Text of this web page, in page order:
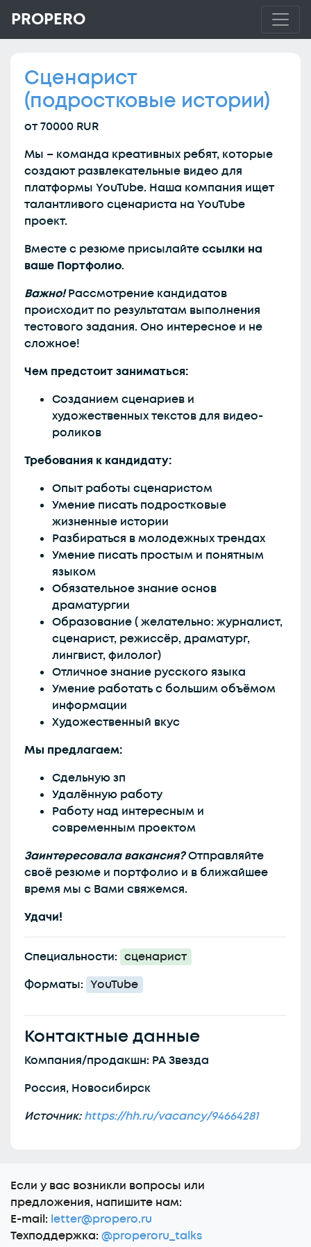
PROPERO
Сценарист
(подростковые истории)
от 70000 RUR
Мы – команда креативных ребят, которые
создают развлекательные видео для
платформы YouTube. Наша компания ищет
талантливого сценариста на YouTube
проект.
Вместе с резюме присылайтессылки на
ваше Портфолио.
Важно!Рассмотрение кандидатов
происходит по результатам выполнения
тестового задания. Оно интересное и не
сложное!
Чем предстоит заниматься:
Созданием сценариев и
художественных текстов для видео-
роликов
Требования к кандидату:
Опыт работы сценаристом
Умение писать подростковые
жизненные истории
Разбираться в молодежных трендах
Умение писать простым и понятным
языком
Обязательное знание основ
драматургии
Образование ( желательно: журналист,
сценарист, режиссёр, драматург,
лингвист, филолог)
Отличное знание русского языка
Умение работать с большим объёмом
информации
Художественный вкус
Мы предлагаем:
Сдельную зп
Удалённую работу
Работу над интересным и
современным проектом
Заинтересовала вакансия?Отправляйте
своё резюме и портфолио и в ближайшее
время мы с Вами свяжемся.
Удачи!
Специальности: сценарист
Форматы: YouTube
Контактные данные
Компания/продакшн: РА Звезда
Россия, Новосибирск
Источник:https://hh.ru/vacancy/94664281
Еcли у вас возникли вопросы или
предложения, напишите нам:
E-mail: letter@propero.ru
Техподдержка: @properoru_talks